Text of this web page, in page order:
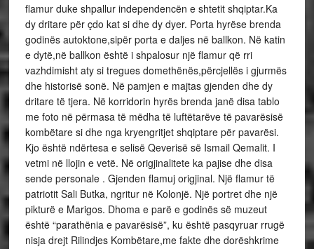
flamur duke shpallur independencën e shtetit shqiptar.Ka
dy dritare për çdo kat si dhe dy dyer. Porta hyrëse brenda
godinës autoktone,sipër porta e daljes në ballkon. Në katin
e dytë,në ballkon është i shpalosur një flamur që rri
vazhdimisht aty si tregues domethënës,përcjellës i gjurmës
dhe historisë sonë. Në pamjen e majtas gjenden dhe dy
dritare të tjera. Në korridorin hyrës brenda janë disa tablo
me foto në përmasa të mëdha të luftëtarëve të pavarësisë
kombëtare si dhe nga kryengritjet shqiptare për pavarësi.
Kjo është ndërtesa e selisë Qeverisë së Ismail Qemalit. I
vetmi në llojin e vetë. Në origjinalitete ka pajise dhe disa
sende personale . Gjenden flamuj origjinal. Një flamur të
patriotit Sali Butka, ngritur në Kolonjë. Një portret dhe një
pikturë e Marigos. Dhoma e parë e godinës së muzeut
është “parathënia e pavarësisë”, ku është pasqyruar rrugë
nisja drejt Rilindjes Kombëtare,me fakte dhe dorëshkrime